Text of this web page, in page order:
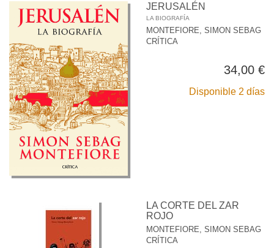
JERUSALÉN
LA BIOGRAFÍA
MONTEFIORE, SIMON SEBAG
CRÍTICA
34,00 €
Disponible 2 días
LA CORTE DEL ZAR
ROJO
MONTEFIORE, SIMON SEBAG
CRÍTICA